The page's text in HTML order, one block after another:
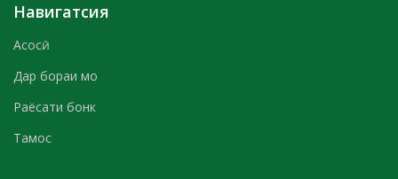
Навигатсия
Асосӣ
Дар бораи мо
Раёсати бонк
Тамос